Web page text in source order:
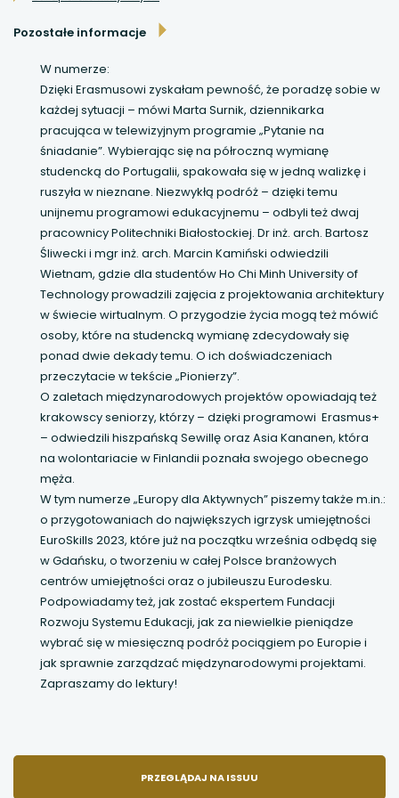
uwaga, link otwiera się w nowej karcie
uwaga, link otwiera się w nowej karcie
uwaga, link otwiera się w nowej karcie
uwaga, link otwiera się w nowej karcie
Pozostałe informacje
W numerze:
Dzięki Erasmusowi zyskałam pewność, że poradzę sobie w
każdej sytuacji – mówi Marta Surnik, dziennikarka
pracująca w telewizyjnym programie „Pytanie na
śniadanie”. Wybierając się na półroczną wymianę
studencką do Portugalii, spakowała się w jedną walizkę i
ruszyła w nieznane. Niezwykłą podróż – dzięki temu
unijnemu programowi edukacyjnemu – odbyli też dwaj
pracownicy Politechniki Białostockiej. Dr inż. arch. Bartosz
Śliwecki i mgr inż. arch. Marcin Kamiński odwiedzili
Wietnam, gdzie dla studentów Ho Chi Minh University of
Technology prowadzili zajęcia z projektowania architektury
w świecie wirtualnym. O przygodzie życia mogą też mówić
osoby, które na studencką wymianę zdecydowały się
ponad dwie dekady temu. O ich doświadczeniach
przeczytacie w tekście „Pionierzy”.
O zaletach międzynarodowych projektów opowiadają też
krakowscy seniorzy, którzy – dzięki programowi Erasmus+
– odwiedzili hiszpańską Sewillę oraz Asia Kananen, która
na wolontariacie w Finlandii poznała swojego obecnego
męża.
W tym numerze „Europy dla Aktywnych” piszemy także m.in.:
o przygotowaniach do największych igrzysk umiejętności
EuroSkills 2023, które już na początku września odbędą się
w Gdańsku, o tworzeniu w całej Polsce branżowych
centrów umiejętności oraz o jubileuszu Eurodesku.
Podpowiadamy też, jak zostać ekspertem Fundacji
Rozwoju Systemu Edukacji, jak za niewielkie pieniądze
wybrać się w miesięczną podróż pociągiem po Europie i
jak sprawnie zarządzać międzynarodowymi projektami.
Zapraszamy do lektury!
PRZEGLĄDAJ NA ISSUU